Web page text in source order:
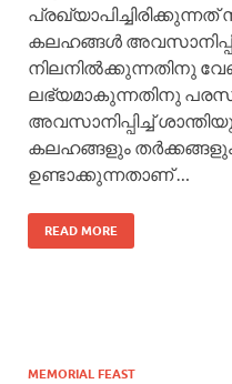
കലഹങ്ങള്‍
നിലനില്‍ക്കുന്നതിനു
ലഭ്യമാകുന്നതിനു
അവസാനിപ്പിച്ച്
കലഹങ്ങളും തര്‍ക്കങ്ങളും
ഉണ്ടാക്കുന്നതാണ് …
READ MORE
MEMORIAL FEAST